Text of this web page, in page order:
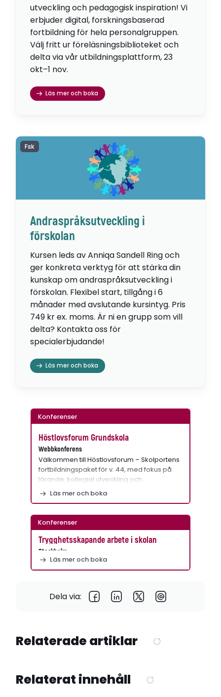
utveckling och pedagogisk inspiration! Vi
erbjuder digital, forskningsbaserad
fortbildning för hela personalgruppen.
Välj fritt ur föreläsningsbiblioteket och
delta via vår utbildningsplattform, 23
okt–1 nov.
Läs mer och boka
Andraspråksutveckling i
förskolan
Kursen leds av Anniqa Sandell Ring och
ger konkreta verktyg för att stärka din
kunskap om andraspråksutveckling i
förskolan. Flexibel start, tillgång i 6
månader med avslutande kursintyg. Pris
749 kr ex. moms. Är ni en grupp som vill
delta? Kontakta oss för
specialerbjudande!
Läs mer och boka
Fsk
Konferenser
Höstlovsforum Grundskola
Webbkonferens
Välkommen till Höstlovsforum – Skolportens
fortbildningspaket för v. 44, med fokus på
lärande, kollegial utveckling och…
Läs mer och boka
Konferenser
Trygghetsskapande arbete i skolan
Stockholm
Läs mer och boka
Dela via:
Relaterade artiklar
Relaterat innehåll